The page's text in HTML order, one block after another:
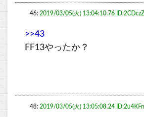
46: 2019/03/05(火) 13:04:10.76
>>43
FF13やったか？
48: 2019/03/05(火) 13:05:08.24